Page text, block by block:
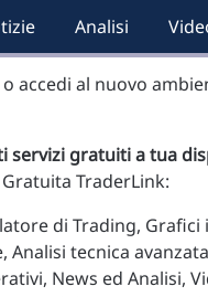
Analisi
accedi al nuovo
servizi gratuiti a tua
TraderLink:
di Trading,
Analisi tecnica
News ed Analisi,